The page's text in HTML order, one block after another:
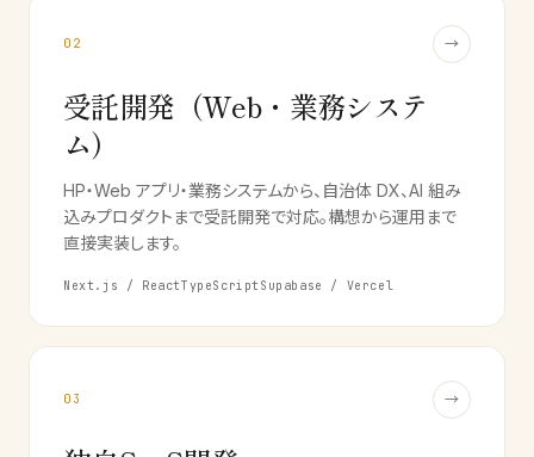
02 →
受託開発（Web・業務システ
ム）
HP・Web アプリ・業務システムから、自治体 DX、AI 組み
込みプロダクトまで受託開発で対応。構想から運用まで
直接実装します。
Next.js / ReactTypeScript Supabase / Vercel
03 →